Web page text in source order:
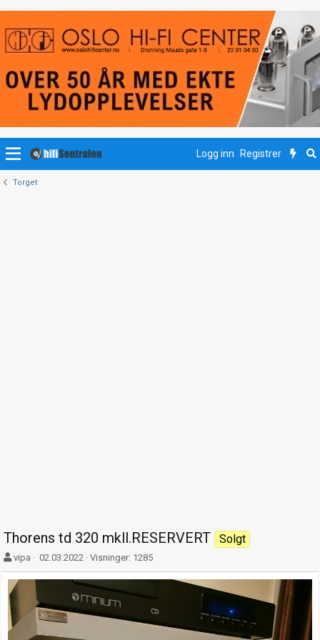
Logg inn Registrer
Torget
Thorens td 320 mkll.RESERVERT Solgt
F
o
r
vipa
O
p
p
r
e
t
02.03.2022 Visninger: 1285